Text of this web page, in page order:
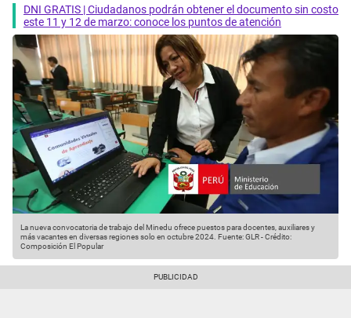
DNI GRATIS | Ciudadanos podrán obtener el documento sin costo
este 11 y 12 de marzo: conoce los puntos de atención
La nueva convocatoria de trabajo del Minedu ofrece puestos para docentes, auxiliares y
más vacantes en diversas regiones solo en octubre 2024. Fuente: GLR-Crédito:
Composición El Popular